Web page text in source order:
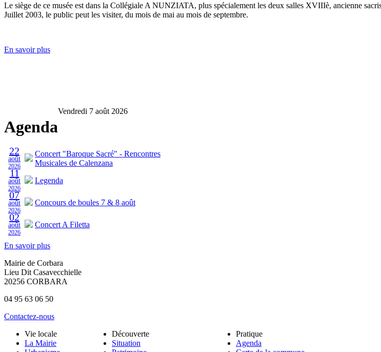
Le siège de ce musée est dans la Collégiale A NUNZIATA, plus spécialement les deux salles XVIIIè, ancienne
Juillet 2003, le public peut les visiter, du mois de mai au mois de septembre.
En savoir plus
Agenda
Vendredi 7 août 2026
22
août
2026
Concert "Baroque Sacré" - Rencontres
Musicales de Calenzana
11
août
2026
Legenda
07
août
2026
Concours de boules 7 & 8 août
02
août
2026
Concert A Filetta
En savoir plus
Mairie de Corbara
Lieu Dit Casavecchielle
20256 CORBARA
04 95 63 06 50
Contactez-nous
Vie locale
La Mairie
Découverte
Situation
Pratique
Agenda